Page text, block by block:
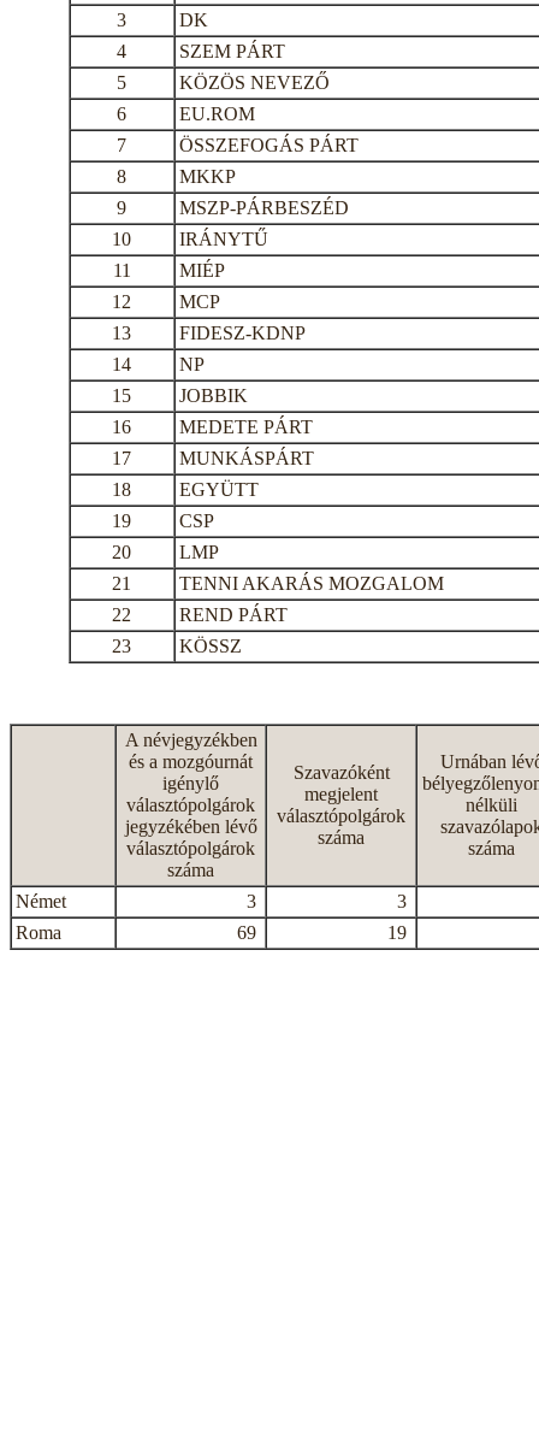
3
DK
4
SZEM PÁRT
5
KÖZÖS NEVEZŐ
6
EU.ROM
7
ÖSSZEFOGÁS PÁRT
8
MKKP
9
MSZP-PÁRBESZÉD
10
IRÁNYTŰ
11
MIÉP
12
MCP
13
FIDESZ-KDNP
14
NP
15
JOBBIK
16
MEDETE PÁRT
17
MUNKÁSPÁRT
18
EGYÜTT
19
CSP
20
LMP
21
TENNI AKARÁS MOZGALOM
22
REND PÁRT
23
KÖSSZ
A névjegyzékben
és a mozgóurnát
igénylő
választópolgárok
jegyzékében lévő
választópolgárok
száma
Szavazóként
megjelent
választópolgárok
száma
Urnában
nélküli
száma
Német 3
3
Roma
69 19